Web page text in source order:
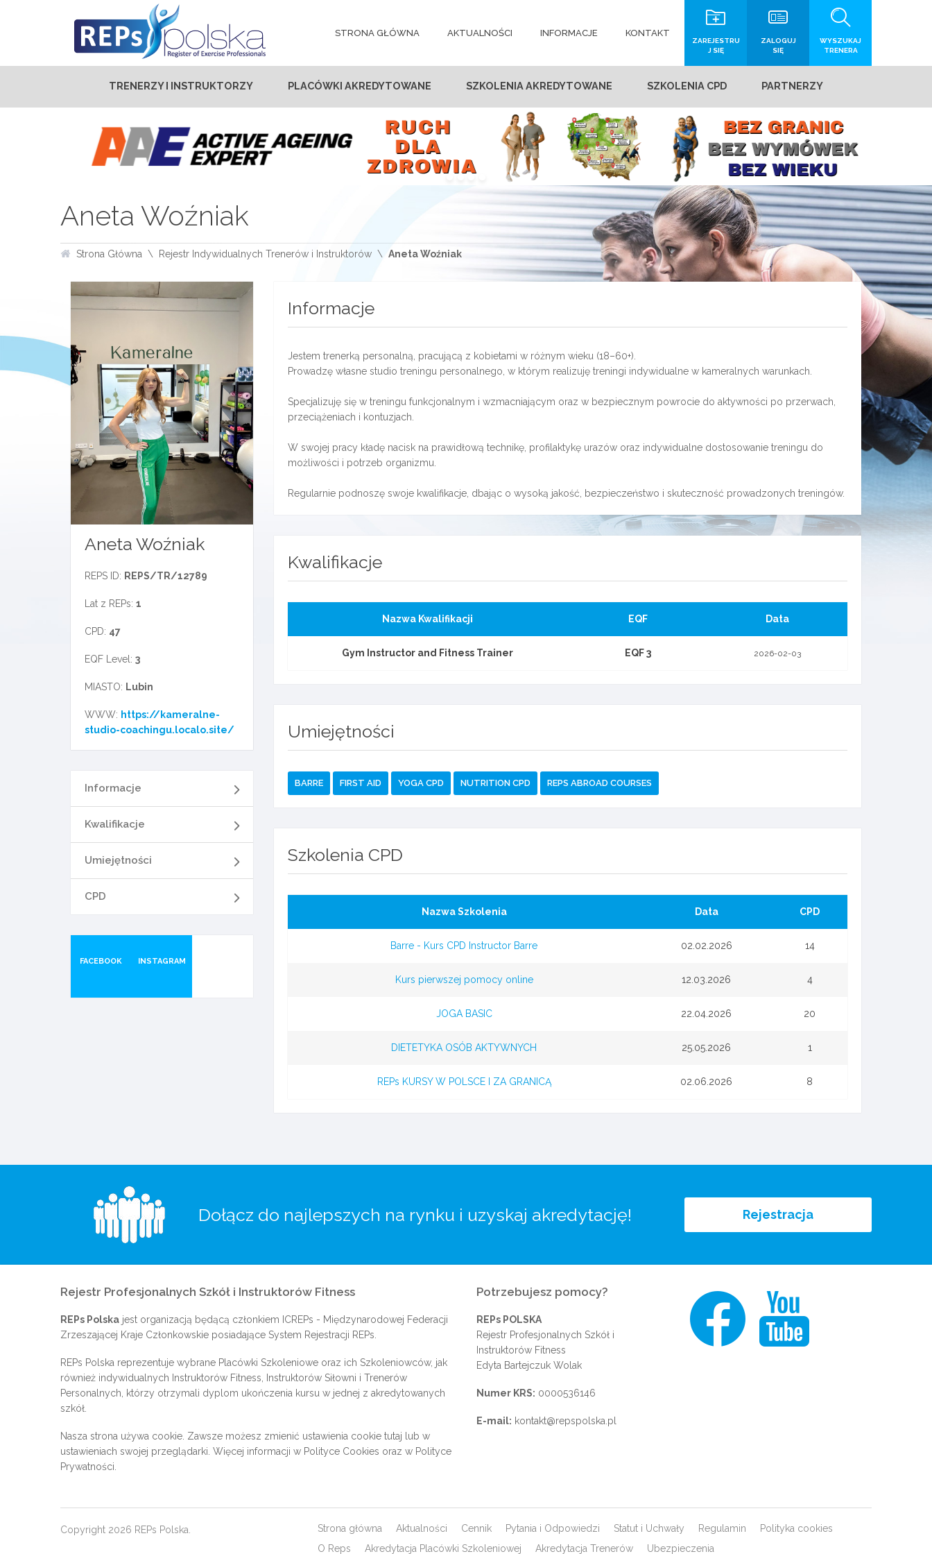
STRONA GŁÓWNA AKTUALNOŚCI INFORMACJE KONTAKT
WYSZUKAJ
TRENERA
ZALOGUJ
SIĘ
ZAREJESTRU
J SIĘ
TRENERZY I INSTRUKTORZY PLACÓWKI AKREDYTOWANE SZKOLENIA AKREDYTOWANE SZKOLENIA CPD PARTNERZY
Aneta Woźniak
Strona Główna Rejestr Indywidualnych Trenerów i Instruktorów Aneta Woźniak
Aneta Woźniak
REPS ID: REPS/TR/12789
Lat z REPs: 1
CPD: 47
EQF Level: 3
MIASTO: Lubin
WWW: https://kameralne-
studio-coachingu.localo.site/
Informacje
Kwalifikacje
Umiejętności
CPD
FACEBOOK INSTAGRAM
Informacje
Jestem trenerką personalną, pracującą z kobietami w różnym wieku (18–60+).
Prowadzę własne studio treningu personalnego, w którym realizuję treningi indywidualne w kameralnych warunkach.
Specjalizuję się w treningu funkcjonalnym i wzmacniającym oraz w bezpiecznym powrocie do aktywności po przerwach,
przeciążeniach i kontuzjach.
W swojej pracy kładę nacisk na prawidłową technikę, profilaktykę urazów oraz indywidualne dostosowanie treningu do
możliwości i potrzeb organizmu.
Regularnie podnoszę swoje kwalifikacje, dbając o wysoką jakość, bezpieczeństwo i skuteczność prowadzonych treningów.
Kwalifikacje
Nazwa Kwalifikacji EQF Data
Gym Instructor and Fitness Trainer EQF 3 2026-02-03
Umiejętności
BARRE FIRST AID YOGA CPD NUTRITION CPD REPS ABROAD COURSES
Szkolenia CPD
Nazwa Szkolenia Data CPD
Barre - Kurs CPD Instructor Barre 02.02.2026 14
Kurs pierwszej pomocy online 12.03.2026 4
JOGA BASIC 22.04.2026 20
DIETETYKA OSÓB AKTYWNYCH 25.05.2026 1
REPs KURSY W POLSCE I ZA GRANICĄ 02.06.2026 8
Dołącz do najlepszych na rynku i uzyskaj akredytację! Rejestracja
Rejestr Profesjonalnych Szkół i Instruktorów Fitness
REPs Polska jest organizacją będącą członkiem ICREPs - Międzynarodowej Federacji
Zrzeszającej Kraje Członkowskie posiadające System Rejestracji REPs.
REPs Polska reprezentuje wybrane Placówki Szkoleniowe oraz ich Szkoleniowców, jak
również indywidualnych Instruktorów Fitness, Instruktorów Siłowni i Trenerów
Personalnych, którzy otrzymali dyplom ukończenia kursu w jednej z akredytowanych
szkół.
Nasza strona używa cookie. Zawsze możesz zmienić ustawienia cookie tutaj lub w
ustawieniach swojej przeglądarki. Więcej informacji w Polityce Cookies oraz w Polityce
Prywatności
Potrzebujesz pomocy?
REPs POLSKA
Rejestr Profesjonalnych Szkół i
Instruktorów Fitness
Edyta Bartejczuk Wolak
Numer KRS: 0000536146
E-mail: kontakt@repspolska.pl
Copyright 2026 REPs Polska. Strona główna Aktualności Cennik Pytania i Odpowiedzi Statut i Uchwały Regulamin
Polityka cookies
O Reps
Akredytacja Placówki Szkoleniowej Akredytacja Trenerów Ubezpieczenia